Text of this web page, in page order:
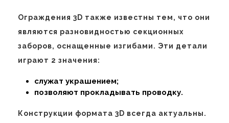
Ограждения 3D также известны тем, что они
являются разновидностью секционных
заборов, оснащенные изгибами. Эти детали
играют 2 значения:
служат украшением;
позволяют прокладывать проводку.
Конструкции формата 3D всегда актуальны.